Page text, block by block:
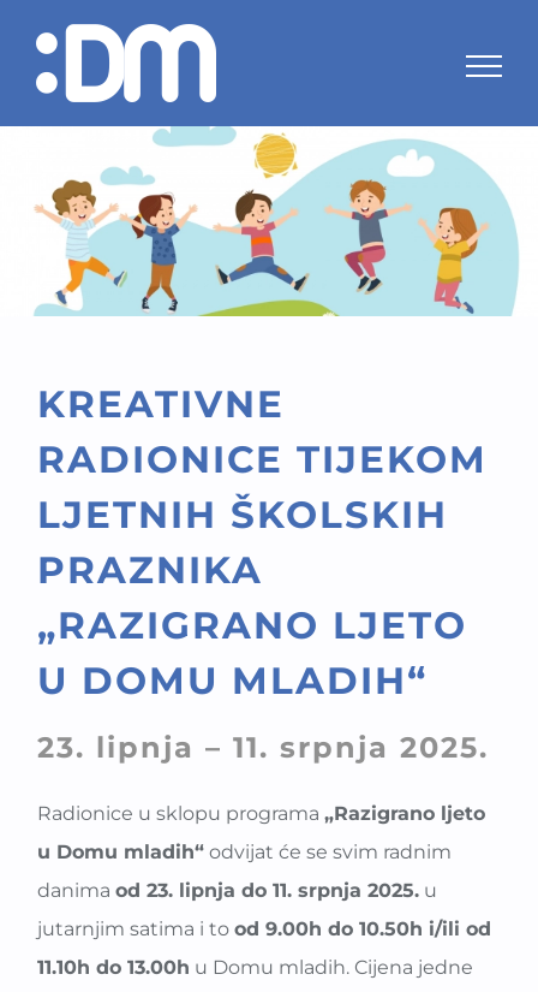
content
KREATIVNE
RADIONICE TIJEKOM
LJETNIH ŠKOLSKIH
PRAZNIKA
„RAZIGRANO LJETO
U DOMU MLADIH“
23. lipnja – 11. srpnja 2025.
Radionice u sklopu programa „Razigrano ljeto
u Domu mladih“odvijat će se svim radnim
danima od 23. lipnja do 11. srpnja 2025.u
jutarnjim satima i to od 9.00h do 10.50h i/ili od
11.10h do 13.00h u Domu mladih. Cijena jedne